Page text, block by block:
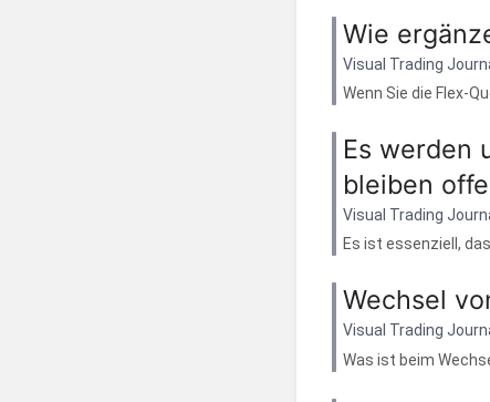
Wie
Visual Trading
Wenn Sie die Flex-
Es werden
bleiben
Visual Trading
Es ist essenziell,
Wechsel
Visual Trading
Was ist beim